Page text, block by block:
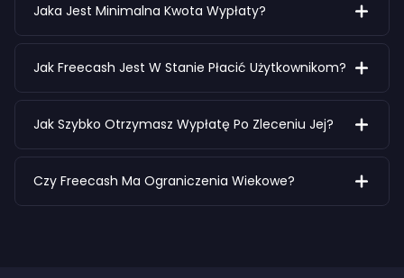
Jaka Jest Minimalna Kwota Wypłaty?
Jak Freecash Jest W Stanie Płacić Użytkownikom?
Jak Szybko Otrzymasz Wypłatę Po Zleceniu Jej?
Czy Freecash Ma Ograniczenia Wiekowe?